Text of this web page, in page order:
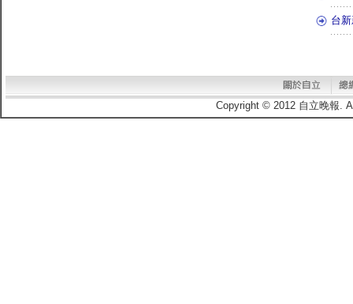
台
Copyright © 2012 自立晚報.